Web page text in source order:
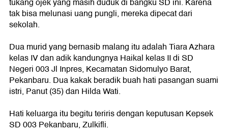
tak bisa melunasi uang pungli, mereka dipecat dari
sekolah.
Dua murid yang bernasib malang itu adalah Tiara Azhara
kelas IV dan adik kandungnya Haikal kelas II di SD
Negeri 003 Jl Inpres, Kecamatan Sidomulyo Barat,
Pekanbaru. Dua kakak beradik buah hati pasangan suami
istri, Panut (35) dan Hilda Wati.
Hati keluarga itu begitu teriris dengan keputusan Kepsek
SD 003 Pekanbaru, Zulkifli.